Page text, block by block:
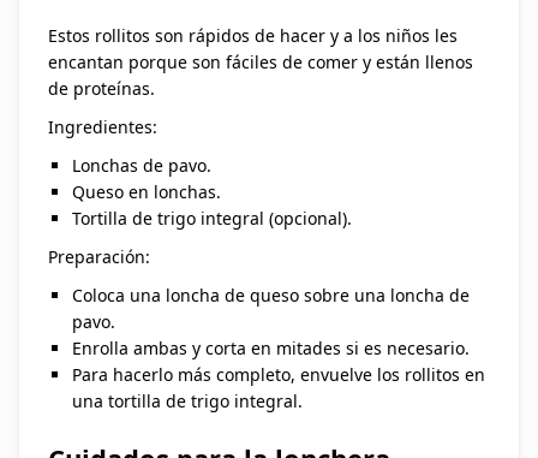
Estos rollitos son rápidos de hacer y a los niños les
encantan porque son fáciles de comer y están llenos
de proteínas.
Ingredientes:
Lonchas de pavo.
Queso en lonchas.
Tortilla de trigo integral (opcional).
Preparación:
Coloca una loncha de queso sobre una loncha de
pavo.
Enrolla ambas y corta en mitades si es necesario.
Para hacerlo más completo, envuelve los rollitos en
una tortilla de trigo integral.